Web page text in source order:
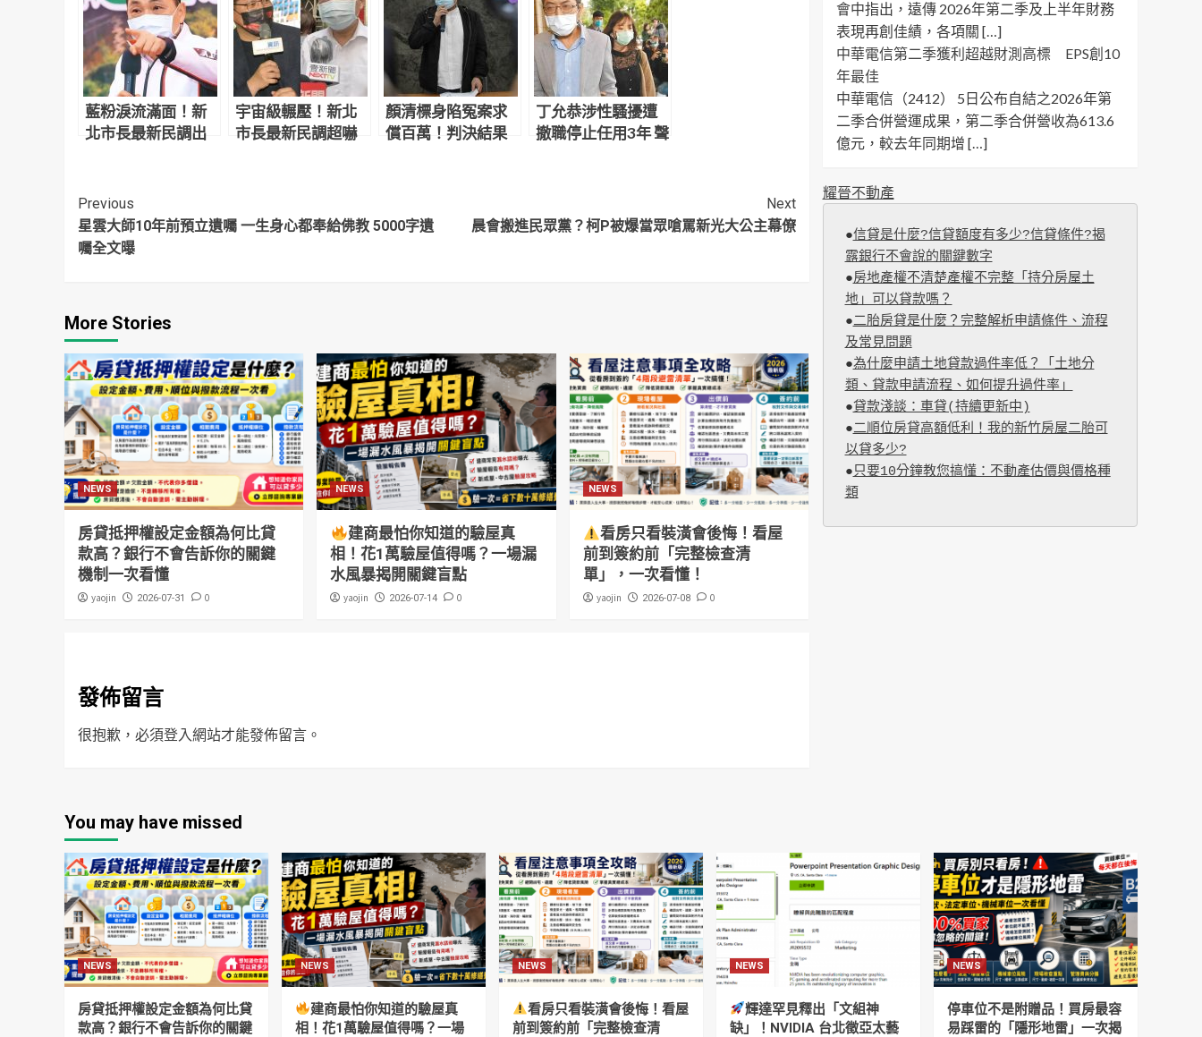
藍粉淚流滿面！新
北市長最新民調出
宇宙級輾壓！新北
市長最新民調超嚇
顏清標身陷冤案求
償百萬！判決結果
丁允恭涉性騷擾遭
撤職停止任用3年 聲
Continue
Reading
Previous
星雲大師10年前預立遺囑 一生身心都奉給佛教 5000字遺
囑全文曝
Next
晨會搬進民眾黨？柯P被爆當眾嗆罵新光大公主幕僚
More Stories
NEWS
房貸抵押權設定金額為何比貸
款高？銀行不會告訴你的關鍵
機制一次看懂
yaojin 2026-07-31 0
NEWS
建商最怕你知道的驗屋真
相！花1萬驗屋值得嗎？一場漏
水風暴揭開關鍵盲點
yaojin 2026-07-14 0
NEWS
看房只看裝潢會後悔！看屋
前到簽約前「完整檢查清
單」，一次看懂！
yaojin 2026-07-08 0
發佈留言
很抱歉，必須登入網站才能發佈留言。
會中指出，遠傳 2026年第二季及上半年財務
表現再創佳績，各項關 […]
中華電信第二季獲利超越財測高標 EPS創10
年最佳
中華電信（2412） 5日公布自結之2026年第
二季合併營運成果，第二季合併營收為613.6
億元，較去年同期增 […]
耀晉不動產
●信貸是什麼?信貸額度有多少?信貸條件?揭
露銀行不會說的關鍵數字
●房地產權不清楚產權不完整「持分房屋土
地」可以貸款嗎？
●二胎房貸是什麼？完整解析申請條件、流程
及常見問題
●為什麼申請土地貸款過件率低？「土地分
類、貸款申請流程、如何提升過件率」
●貸款淺談：車貸(持續更新中)
●二順位房貸高額低利！我的新竹房屋二胎可
以貸多少?
●只要10分鐘教您搞懂：不動產估價與價格種
類
You may have missed
NEWS
房貸抵押權設定金額為何比貸
款高？銀行不會告訴你的關鍵
NEWS
建商最怕你知道的驗屋真
相！花1萬驗屋值得嗎？一場
NEWS
看房只看裝潢會後悔！看屋
前到簽約前「完整檢查清
NEWS
輝達罕見釋出「文組神
缺」！NVIDIA 台北徵亞太藝
NEWS
停車位不是附贈品！買房最容
易踩雷的「隱形地雷」一次揭